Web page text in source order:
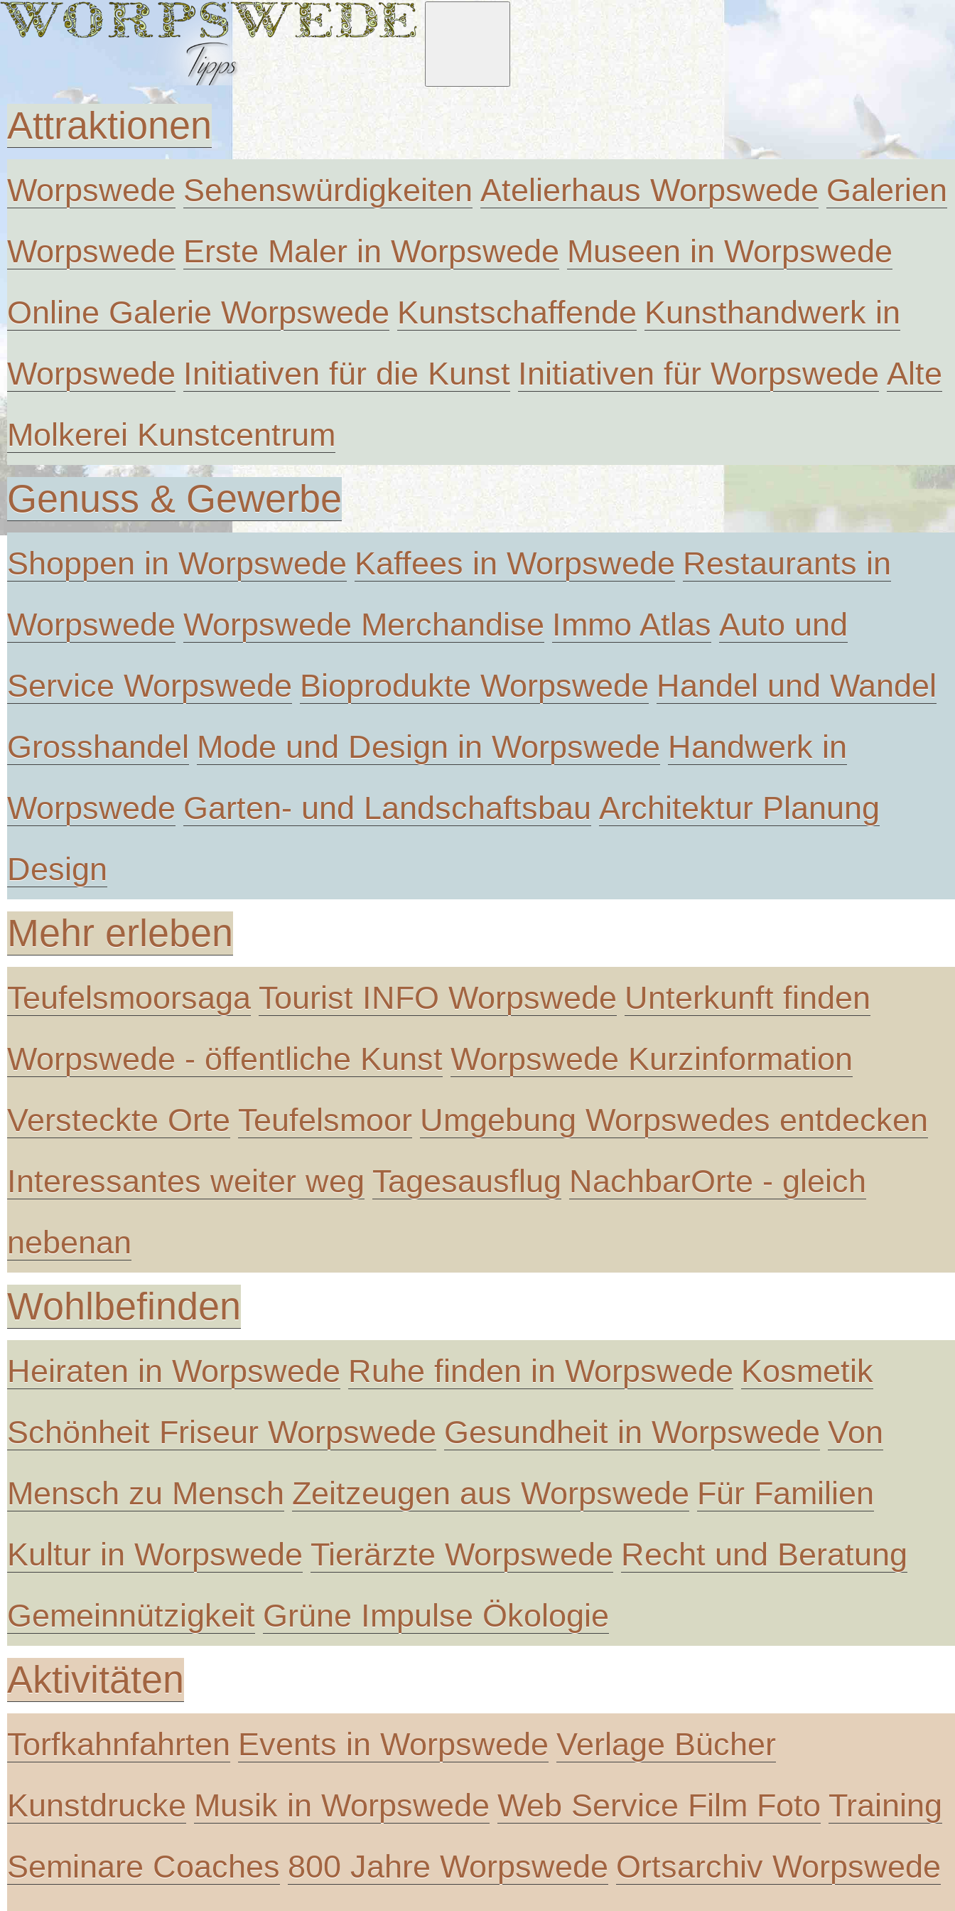
Attraktionen
Worpswede Sehenswürdigkeiten Atelierhaus Worpswede Galerien
Worpswede Erste Maler in Worpswede Museen in Worpswede
Online Galerie Worpswede Kunstschaffende Kunsthandwerk in
Worpswede Initiativen für die Kunst Initiativen für Worpswede Alte
Molkerei Kunstcentrum
Genuss & Gewerbe
Shoppen in Worpswede Kaffees in Worpswede Restaurants in
Worpswede Worpswede Merchandise Immo Atlas Auto und
Service Worpswede Bioprodukte Worpswede Handel und Wandel
Grosshandel Mode und Design in Worpswede Handwerk in
Worpswede Garten- und Landschaftsbau Architektur Planung
Design
Mehr erleben
Teufelsmoorsaga Tourist INFO Worpswede Unterkunft finden
Worpswede - öffentliche Kunst Worpswede Kurzinformation
Versteckte Orte Teufelsmoor Umgebung Worpswedes entdecken
Interessantes weiter weg Tagesausflug NachbarOrte - gleich
nebenan
Wohlbefinden
Heiraten in Worpswede Ruhe finden in Worpswede Kosmetik
Schönheit Friseur Worpswede Gesundheit in Worpswede Von
Mensch zu Mensch Zeitzeugen aus Worpswede Für Familien
Kultur in Worpswede Tierärzte Worpswede Recht und Beratung
Gemeinnützigkeit Grüne Impulse Ökologie
Aktivitäten
Torfkahnfahrten Events in Worpswede Verlage Bücher
Kunstdrucke Musik in Worpswede Web Service Film Foto Training
Seminare Coaches 800 Jahre Worpswede Ortsarchiv Worpswede